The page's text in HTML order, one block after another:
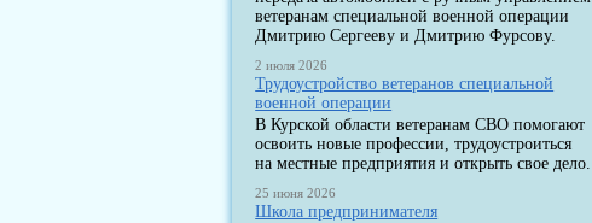
ветеранам специальной военной операции
Дмитрию Сергееву и Дмитрию Фурсову.
2 июля 2026
Трудоустройство ветеранов специальной
военной операции
В Курской области ветеранам СВО помогают
освоить новые профессии, трудоустроиться
на местные предприятия и открыть свое дело.
25 июня 2026
Школа предпринимателя